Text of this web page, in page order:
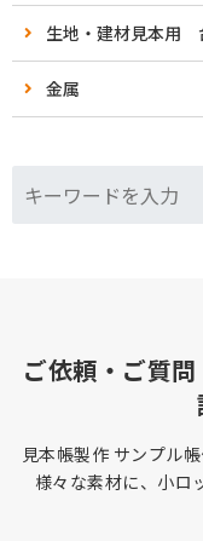
生地・建材見本用
金属
ご依頼・ご質
見本帳製作 サンプル
様々な素材に、小ロ